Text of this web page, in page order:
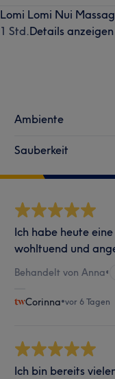
Lomi Lomi Nui
1 Std.Details anzeigen
Ambiente
Sauberkeit
Ich habe heute
wohltuend und
Behandelt von Anna•
Corinna•vor 6 Tagen
Ich bin bereits